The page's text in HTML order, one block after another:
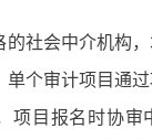
的社会中介机构
个审计项目通
项目报名时协审